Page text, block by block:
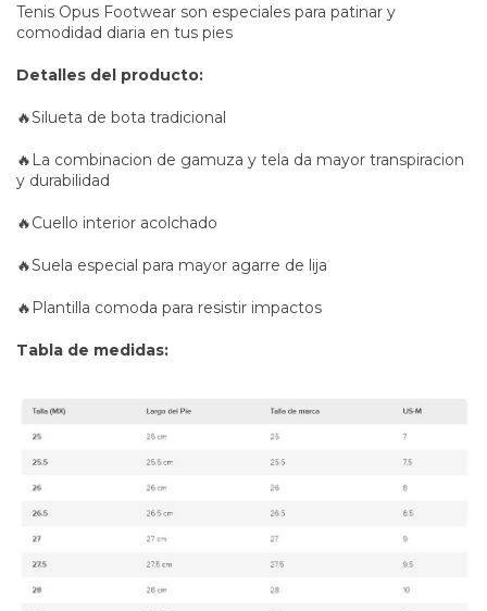
Tenis Opus Footwear son especiales para patinar y
comodidad diaria en tus pies
Detalles del producto:
🔥Silueta de bota tradicional
🔥La combinacion de gamuza y tela da mayor transpiracion
y durabilidad
🔥Cuello interior acolchado
🔥Suela especial para mayor agarre de lija
🔥Plantilla comoda para resistir impactos
Tabla de medidas: